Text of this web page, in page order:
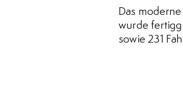
Das
wurde
sowie 231